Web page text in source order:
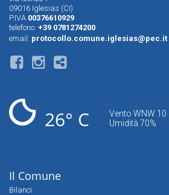
09016 Iglesias (CI)
P.IVA 00376610929
telefono: +39 0781274200
email: protocollo.comune.iglesias@pec.it
26° C
Vento WNW
Umidità 70%
Il Comune
Bilanci